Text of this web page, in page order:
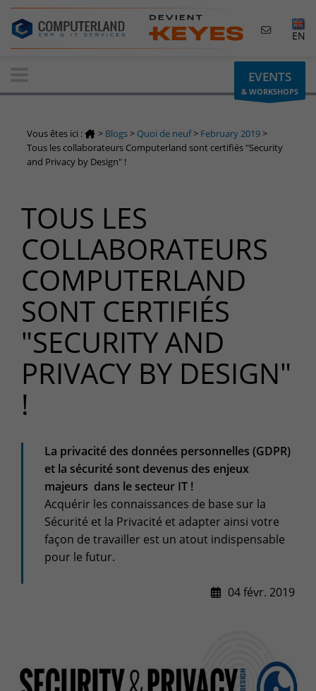
Contactez-nous
Demande d'informations
N'hésitez pas à nous contacter
Belgique
info-cpld@keyes.eu
Luxembourg
+352 26 59 06 86
info-cpld@keyes.eu
Espace Clients
Accès à la zone d'information réservée aux clients :
Espace client
Centre de services
Support pour incidents & demandes de services
+352 8002 45 46 (Luxembourg - Fr)
support-cpld@keyes.eu
Service Clients
Suivi des livraisons
+32(0)4 239.89.39
logistics-cpld@keyes.eu
Service Facturation
EN
EVENTS
& WORKSHOPS
Vous êtes ici : > Blogs> Quoi de neuf> February 2019>
Tous les collaborateurs Computerland sont certifiés "Security
and Privacy by Design" !
TOUS LES
COLLABORATEURS
COMPUTERLAND
SONT CERTIFIÉS
"SECURITY AND
PRIVACY BY DESIGN"
!
La privacité des données personnelles (GDPR)
et la sécurité sont devenus des enjeux
majeurs dans le secteur IT !
Acquérir les connaissances de base sur la
Sécurité et la Privacité et adapter ainsi votre
façon de travailler est un atout indispensable
pour le futur.
04 févr. 2019